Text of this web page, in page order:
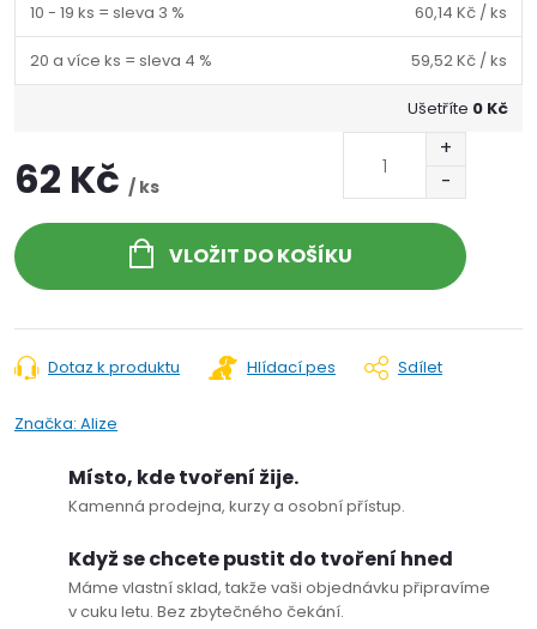
10 - 19 ks = sleva 3 % 60,14 Kč / ks
20 a více ks = sleva 4 % 59,52 Kč / ks
Ušetříte 0 Kč
62 Kč / ks
VLOŽIT DO KOŠÍKU
Dotaz k produktu Hlídací pes Sdílet
Značka: Alize
Místo, kde tvoření žije.
Kamenná prodejna, kurzy a osobní přístup.
Když se chcete pustit do tvoření hned
Máme vlastní sklad, takže vaši objednávku připravíme
v cuku letu. Bez zbytečného čekání.